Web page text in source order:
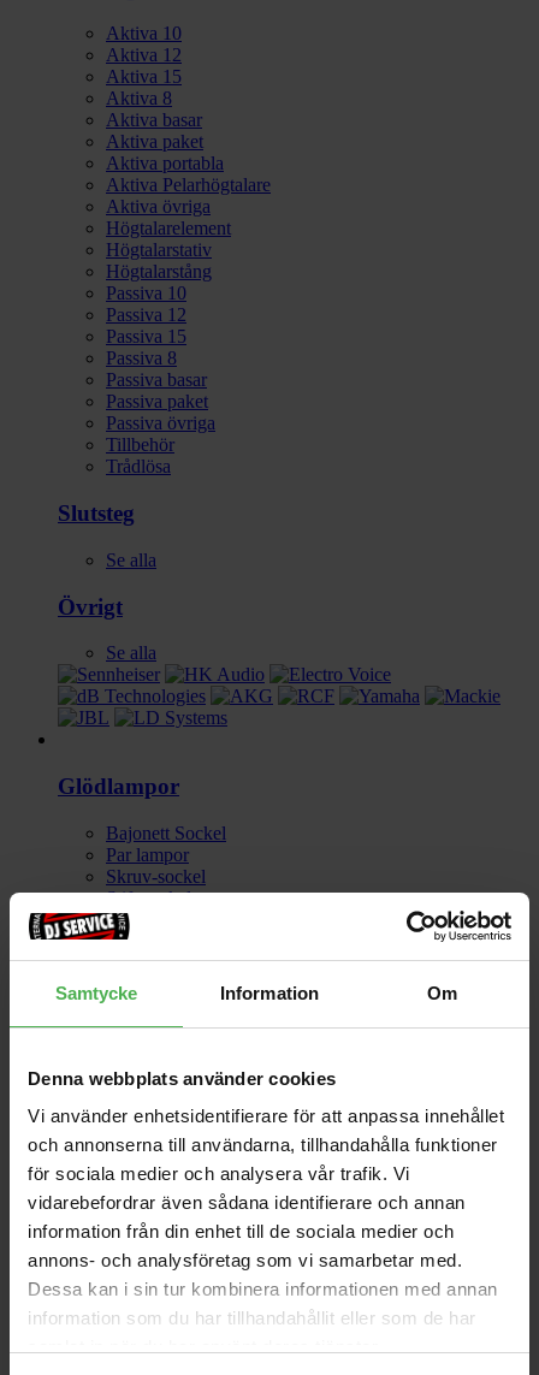
Samtycke Information Om
Denna webbplats använder cookies
Vi använder enhetsidentifierare för att anpassa innehållet
och annonserna till användarna, tillhandahålla funktioner
för sociala medier och analysera vår trafik. Vi
vidarebefordrar även sådana identifierare och annan
information från din enhet till de sociala medier och
annons- och analysföretag som vi samarbetar med.
Dessa kan i sin tur kombinera informationen med annan
information som du har tillhandahållit eller som de har
Aktiva 10
Aktiva 12
Aktiva 15
Aktiva 8
Aktiva basar
Aktiva paket
Aktiva portabla
Aktiva Pelarhögtalare
Aktiva övriga
Högtalarelement
Högtalarstativ
Högtalarstång
Passiva 10
Passiva 12
Passiva 15
Passiva 8
Passiva basar
Passiva paket
Passiva övriga
Tillbehör
Trådlösa
Slutsteg
Se alla
Övrigt
Se alla
Glödlampor
Bajonett Sockel
Par lampor
Skruv-sockel
Stift-sockel
Strobe
UV
Övriga
Kontrollers
Se alla
LED
Bars/Paneler
Blinders
Dekoration
Effekter DMX
Följespot